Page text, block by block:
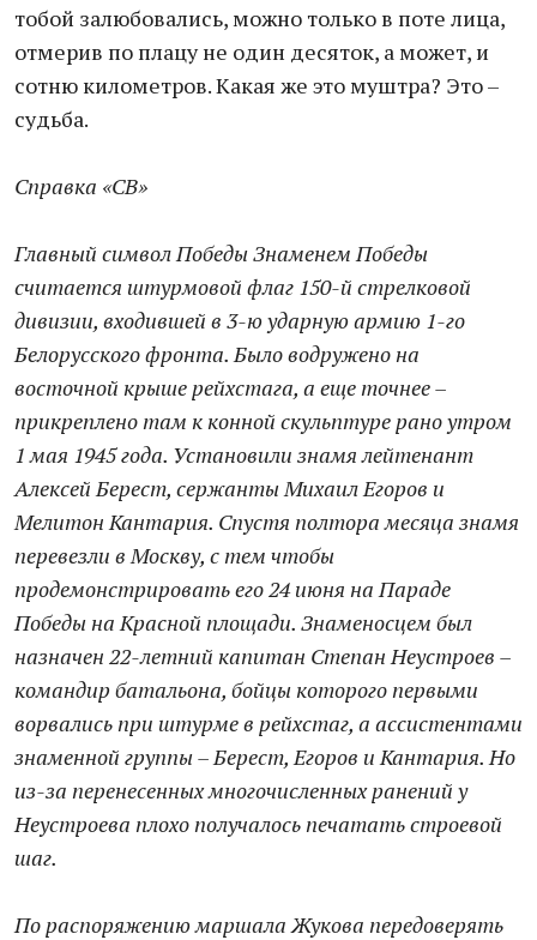
тобой залюбовались, можно только в поте лица,
отмерив по плацу не один десяток, а может, и
сотню километров. Какая же это муштра? Это –
судьба.
Справка «СВ»
Главный символ Победы Знаменем Победы
считается штурмовой флаг 150-й стрелковой
дивизии, входившей в 3-ю ударную армию 1-го
Белорусского фронта. Было водружено на
восточной крыше рейхстага, а еще точнее –
прикреплено там к конной скульптуре рано утром
1 мая 1945 года. Установили знамя лейтенант
Алексей Берест, сержанты Михаил Егоров и
Мелитон Кантария. Спустя полтора месяца знамя
перевезли в Москву, с тем чтобы
продемонстрировать его 24 июня на Параде
Победы на Красной площади. Знаменосцем был
назначен 22-летний капитан Степан Неустроев –
командир батальона, бойцы которого первыми
ворвались при штурме в рейхстаг, а ассистентами
знаменной группы – Берест, Егоров и Кантария. Но
из-за перенесенных многочисленных ранений у
Неустроева плохо получалось печатать строевой
шаг.
По распоряжению маршала Жукова передоверять